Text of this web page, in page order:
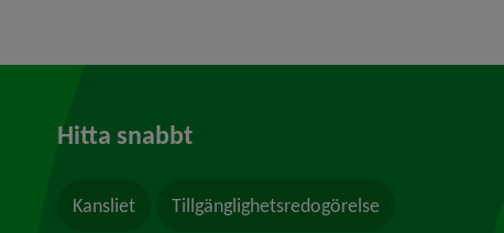
Hitta snabbt
Kansliet Tillgänglighetsredogörelse